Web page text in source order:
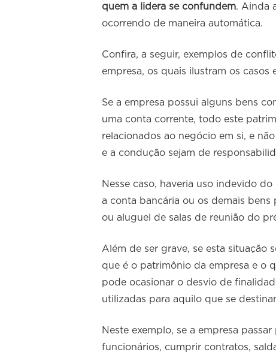
quem a lidera se confundem. Ainda
ocorrendo de maneira automática.
Confira, a seguir, exemplos de
empresa, os quais ilustram os
Se a empresa possui alguns bens
uma conta corrente, todo este
relacionados ao negócio em si, e
e a condução sejam de
Nesse caso, haveria uso indevido
a conta bancária ou os demais bens
ou aluguel de salas de reunião do
Além de ser grave, se esta situação
que é o patrimônio da empresa e o
pode ocasionar o desvio de
utilizadas para aquilo que se
Neste exemplo, se a empresa
funcionários, cumprir contratos,